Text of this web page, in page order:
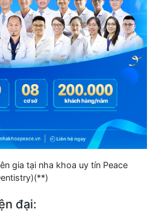
gia tại nha khoa uy tín Peace
đại: